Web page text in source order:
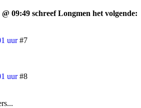
09:49 schreef Longmen het volgende:
uur #7
uur #8